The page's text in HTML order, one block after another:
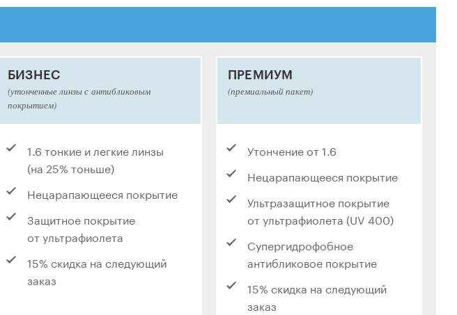
БИЗНЕС
(утонченные линзы с антибликовым
покрытием)
1.6 тонкие и легкие линзы
(на 25% тоньше)
Нецарапающееся покрытие
Защитное покрытие
от ультрафиолета
15% скидка на следующий
заказ
ПРЕМИУМ
(премиальный пакет)
Утончение от 1.6
Нецарапающееся покрытие
Ультразащитное покрытие
от ультрафиолета (UV 400)
Супергидрофобное
антибликовое покрытие
15% скидка на следующий
заказ